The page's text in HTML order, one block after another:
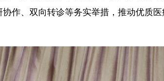
作、双向转诊等务实举措，推动优质